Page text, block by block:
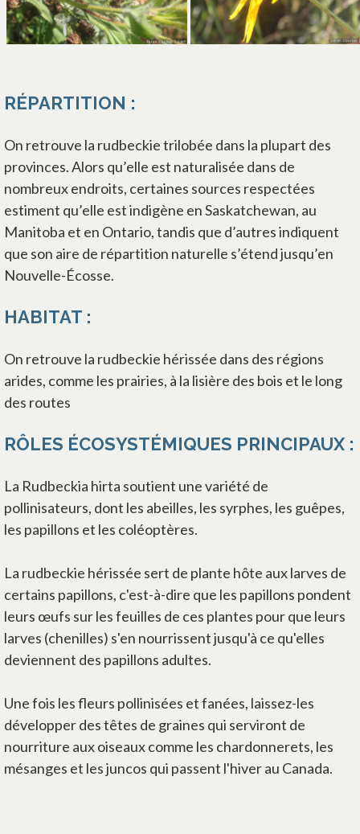
RÉPARTITION :
On retrouve la rudbeckie trilobée dans la plupart des
provinces. Alors qu’elle est naturalisée dans de
nombreux endroits, certaines sources respectées
estiment qu’elle est indigène en Saskatchewan, au
Manitoba et en Ontario, tandis que d’autres indiquent
que son aire de répartition naturelle s’étend jusqu’en
Nouvelle-Écosse.
HABITAT :
On retrouve la rudbeckie hérissée dans des régions
arides, comme les prairies, à la lisière des bois et le long
des routes
RÔLES ÉCOSYSTÉMIQUES PRINCIPAUX :
La Rudbeckia hirta soutient une variété de
pollinisateurs, dont les abeilles, les syrphes, les guêpes,
les papillons et les coléoptères.
La rudbeckie hérissée sert de plante hôte aux larves de
certains papillons, c'est-à-dire que les papillons pondent
leurs œufs sur les feuilles de ces plantes pour que leurs
larves (chenilles) s'en nourrissent jusqu'à ce qu'elles
deviennent des papillons adultes.
Une fois les fleurs pollinisées et fanées, laissez-les
développer des têtes de graines qui serviront de
nourriture aux oiseaux comme les chardonnerets, les
mésanges et les juncos qui passent l'hiver au Canada.